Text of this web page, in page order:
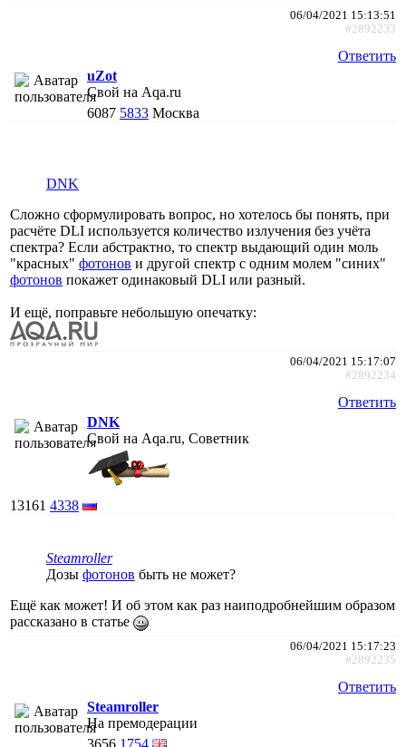
06/04/2021 15:13:51
#2892233
Ответить
uZot
Свой на Aqa.ru
6087 5833 Москва
DNK
Сложно сформулировать вопрос, но хотелось бы понять, при
расчёте DLI используется количество излучения без учёта
спектра? Если абстрактно, то спектр выдающий один моль
"красных" фотонов и другой спектр с одним молем "синих"
фотонов покажет одинаковый DLI или разный.
И ещё, поправьте небольшую опечатку:
06/04/2021 15:17:07
#2892234
Ответить
DNK
Свой на Aqa.ru, Советник
13161 4338
Steamroller
Дозы фотонов быть не может?
Ещё как может! И об этом как раз наиподробнейшим образом
рассказано в статье
06/04/2021 15:17:23
#2892235
Ответить
Steamroller
На премодерации
3656 1754